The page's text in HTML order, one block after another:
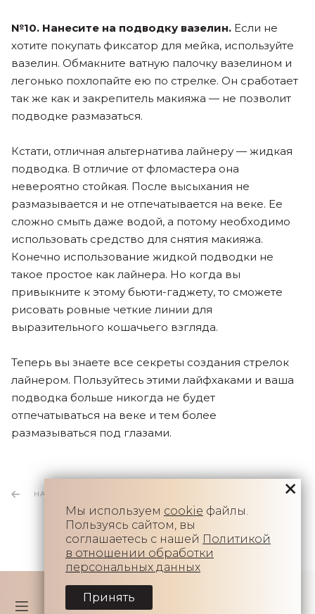
№10. Нанесите на подводку вазелин. Если не
хотите покупать фиксатор для мейка, используйте
вазелин. Обмакните ватную палочку вазелином и
легонько похлопайте ею по стрелке. Он сработает
так же как и закрепитель макияжа — не позволит
подводке размазаться.
Кстати, отличная альтернатива лайнеру — жидкая
подводка. В отличие от фломастера она
невероятно стойкая. После высыхания не
размазывается и не отпечатывается на веке. Ее
сложно смыть даже водой, а потому необходимо
использовать средство для снятия макияжа.
Конечно использование жидкой подводки не
такое простое как лайнера. Но когда вы
привыкните к этому бьюти-гаджету, то сможете
рисовать ровные четкие линии для
выразительного кошачьего взгляда.
Теперь вы знаете все секреты создания стрелок
лайнером. Пользуйтесь этими лайфхаками и ваша
подводка больше никогда не будет
отпечатываться на веке и тем более
размазываться под глазами.
НАЗАД К СПИСКУ
Мы используем cookie файлы.
Пользуясь сайтом, вы
соглашаетесь с нашей Политикой
в отношении обработки
персональных данных
Принять